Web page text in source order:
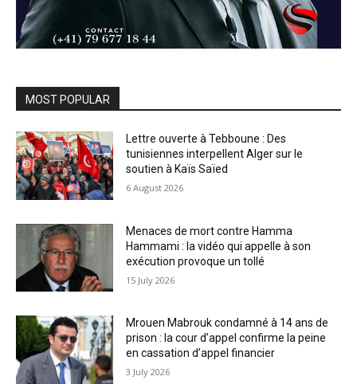
MOST POPULAR
Lettre ouverte à Tebboune : Des
tunisiennes interpellent Alger sur le
soutien à Kaïs Saïed
6 August 2026
Menaces de mort contre Hamma
Hammami : la vidéo qui appelle à son
exécution provoque un tollé
15 July 2026
Mrouen Mabrouk condamné à 14 ans de
prison : la cour d’appel confirme la peine
en cassation d’appel financier
3 July 2026